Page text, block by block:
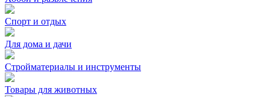
Спорт и отдых
Для дома и дачи
Стройматериалы и инструменты
Товары для животных